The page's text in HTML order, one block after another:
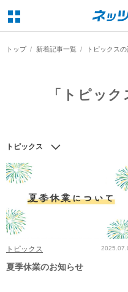
トップ 新着記事一覧 トピックス
「トピッ
トピックス
トピックス
夏季休業のお知らせ